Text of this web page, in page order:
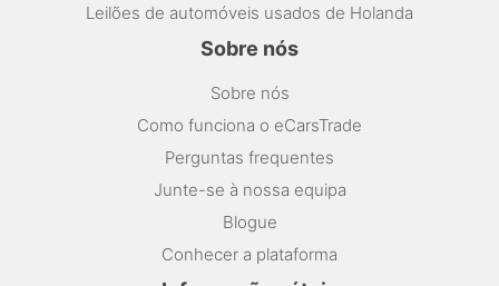
Leilões de automóveis usados de Holanda
Sobre nós
Sobre nós
Como funciona o eCarsTrade
Perguntas frequentes
Junte-se à nossa equipa
Blogue
Conhecer a plataforma